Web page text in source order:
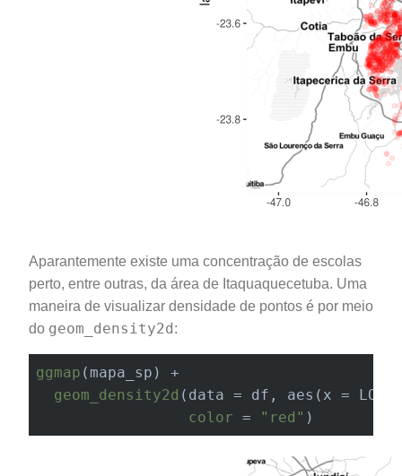
Aparantemente existe uma concentração de escolas
perto, entre outras, da área de Itaquaquecetuba. Uma
maneira de visualizar densidade de pontos é por meio
do geom_density2d:
ggmap (mapa_sp) +
geom_density2d (data = df, aes(x = LON,
color = "red" )